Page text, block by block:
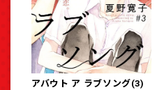
アバウト ア ラブソング(3)